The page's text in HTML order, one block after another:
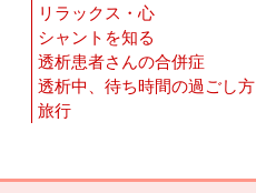
リラックス・心
シャントを知る
透析患者さんの合併症
透析中、待ち時間の過ごし方
旅行